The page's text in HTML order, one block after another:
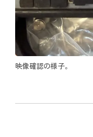
映像確認の様子。